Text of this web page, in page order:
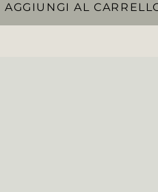
AGGIUNGI AL